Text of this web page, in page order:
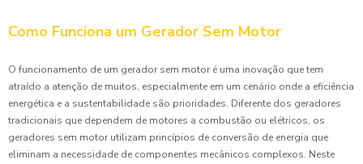
Como Funciona um Gerador Sem Motor
O funcionamento de um gerador sem motor é uma inovação que tem
atraído a atenção de muitos, especialmente em um cenário onde a eficiência
energética e a sustentabilidade são prioridades. Diferente dos geradores
tradicionais que dependem de motores a combustão ou elétricos, os
geradores sem motor utilizam princípios de conversão de energia que
eliminam a necessidade de componentes mecânicos complexos. Neste